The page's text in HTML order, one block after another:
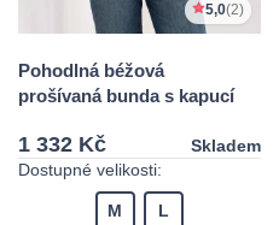
5,0(2)
Pohodlná béžová
prošívaná bunda s kapucí
1 332 Kč
Skladem
Dostupné velikosti:
M L